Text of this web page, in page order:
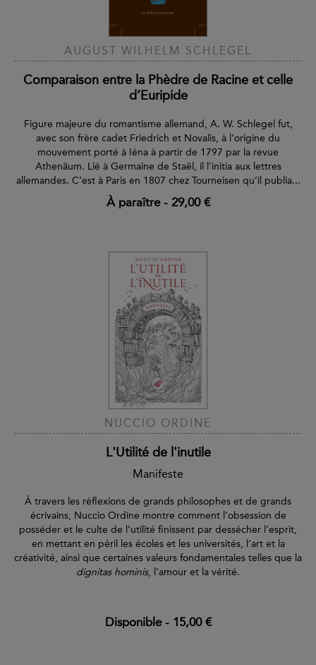
AUGUST WILHELM SCHLEGEL
Comparaison entre la Phèdre de Racine et celle
d’Euripide
Figure majeure du romantisme allemand, A. W. Schlegel fut,
avec son frère cadet Friedrich et Novalis, à l’origine du
mouvement porté à Iéna à partir de 1797 par la revue
Athenäum. Lié à Germaine de Staël, il l’initia aux lettres
allemandes. C’est à Paris en 1807 chez Tourneisen qu’il publia...
À paraître- 29,00 €
NUCCIO ORDINE
L'Utilité de l'inutile
Manifeste
À travers les réflexions de grands philosophes et de grands
écrivains, Nuccio Ordine montre comment l’obsession de
posséder et le culte de l’utilité finissent par dessécher l’esprit,
en mettant en péril les écoles et les universités, l’art et la
créativité, ainsi que certaines valeurs fondamentales telles que la
dignitas hominis, l’amour et la vérité.
Disponible- 15,00 €